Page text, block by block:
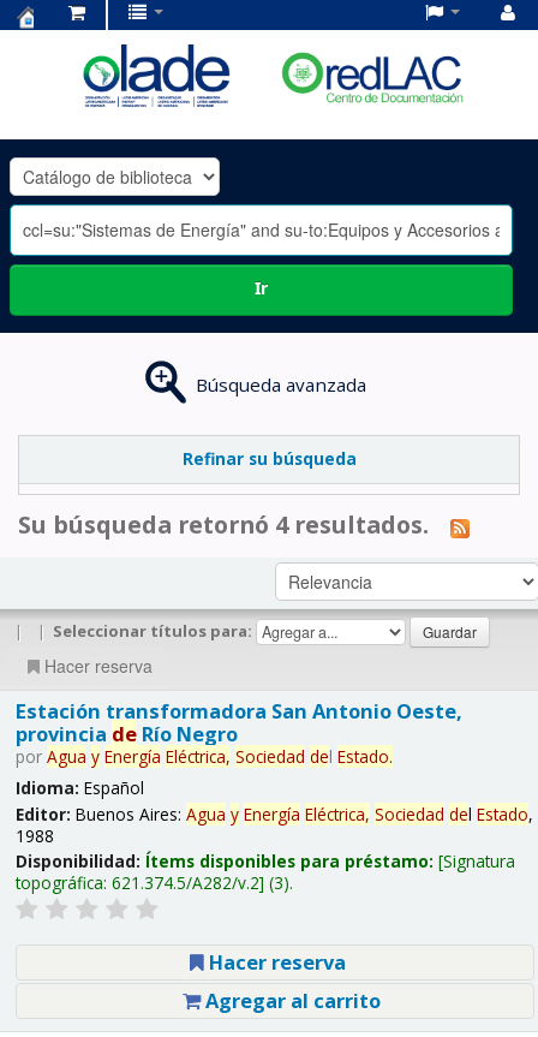
OLADE
-
Ir
Búsqueda avanzada
Refinar su búsqueda
Su búsqueda retornó 4 resultados.
| | Seleccionar títulos para:
Hacer reserva
Estación transformadora San Antonio Oeste,
provincia deRío Negro
por Agua y Energía Eléctrica, Sociedad del Estado.
Idioma: Español
Editor: Buenos Aires: Agua y Energía Eléctrica, Sociedad del Estado,
1988
Disponibilidad: Ítems disponibles para préstamo: Signatura
topográfica: 621.374.5/A282/v.2 (3).
Hacer reserva
Agregar al carrito